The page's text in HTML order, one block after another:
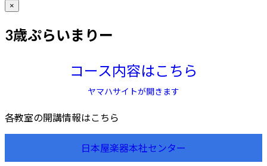
×
3歳ぷらいまりー
コース内容はこちら
ヤマハサイトが開きます
各教室の開講情報はこちら
日本屋楽器本社センター